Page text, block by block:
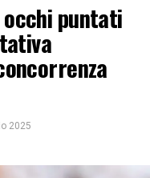
puntati
2025